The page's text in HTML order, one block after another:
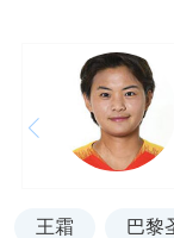
王霜 巴黎